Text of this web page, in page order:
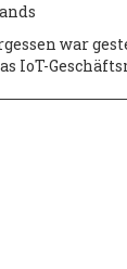
war
IoT-